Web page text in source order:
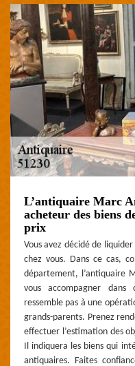
L’antiquaire Marc
acheteur des biens
prix
Vous avez décidé de
chez vous. Dans ce cas,
département, l’antiquaire
vous accompagner
ressemble pas à une
grands-parents. Prenez
effectuer l’estimation des
Il indiquera les biens qui
antiquaires. Faites